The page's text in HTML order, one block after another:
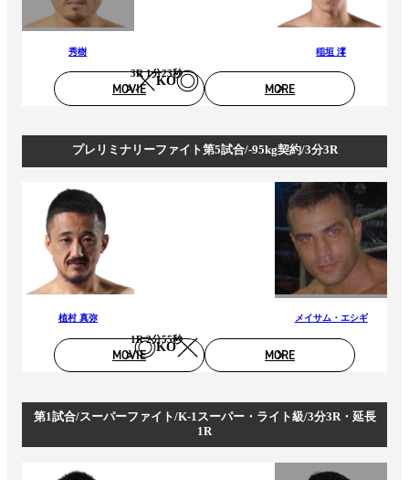
秀樹
KO
3R 1分23秒
稲垣 澪
MOVIE MORE
プレリミナリーファイト第5試合/-95kg契約/3分3R
植村 真弥
KO
1R 2分55秒
メイサム・エシギ
MOVIE MORE
第1試合/スーパーファイト/K-1スーパー・ライト級/3分3R・延長
1R